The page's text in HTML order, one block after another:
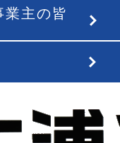
業主の皆